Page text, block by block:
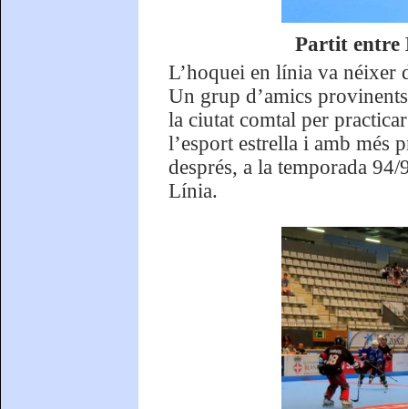
Partit entre
L’hoquei en línia va néixer
Un grup d’amics
la ciutat comtal per
l’esport estrella i amb més
després, a la temporada
Línia.